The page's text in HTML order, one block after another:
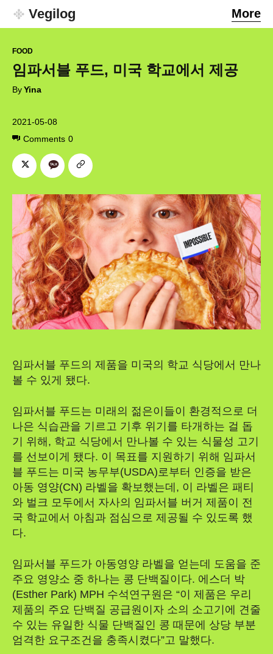
Vegilog More
2021-05-08
Comments 0
FOOD
임파서블 푸드, 미국 학교에서 제공
ByYina
임파서블 푸드의 제품을 미국의 학교 식당에서 만나
볼 수 있게 됐다.
임파서블 푸드는 미래의 젊은이들이 환경적으로 더
나은 식습관을 기르고 기후 위기를 타개하는 걸 돕
기 위해, 학교 식당에서 만나볼 수 있는 식물성 고기
를 선보이게 됐다. 이 목표를 지원하기 위해 임파서
블 푸드는 미국 농무부(USDA)로부터 인증을 받은
아동 영양(CN) 라벨을 확보했는데, 이 라벨은 패티
와 벌크 모두에서 자사의 임파서블 버거 제품이 전
국 학교에서 아침과 점심으로 제공될 수 있도록 했
다.
임파서블 푸드가 아동영양 라벨을 얻는데 도움을 준
주요 영양소 중 하나는 콩 단백질이다. 에스더 박
(Esther Park) MPH 수석연구원은 “이 제품은 우리
제품의 주요 단백질 공급원이자 소의 소고기에 견줄
수 있는 유일한 식물 단백질인 콩 때문에 상당 부분
엄격한 요구조건을 충족시켰다”고 말했다.